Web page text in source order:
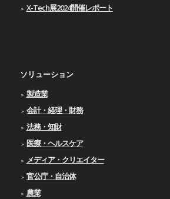
X-Tech展2024開催レポート
ソリューション
製造業
会計・経理・財務
法務・知財
医療・ヘルスケア
メディア・クリエイター
官公庁・自治体
農業